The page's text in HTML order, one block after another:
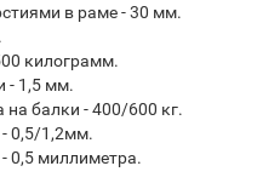
в раме - 30 мм.
килограмм.
- 1,5 мм.
балки - 400/600 кг.
0,5/1,2мм.
0,5 миллиметра.